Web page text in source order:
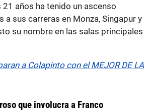
años ha tenido un ascenso
a sus carreras en Monza, Singapur y
su nombre en las salas principales
a Colapinto con el MEJOR DE LA
que involucra a Franco